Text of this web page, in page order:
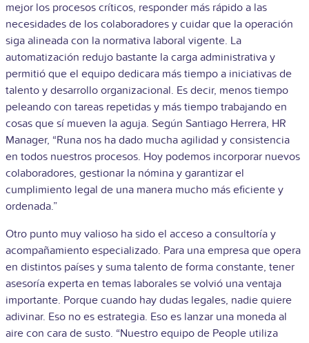
mejor los procesos críticos, responder más rápido a las
necesidades de los colaboradores y cuidar que la operación
siga alineada con la normativa laboral vigente. La
automatización redujo bastante la carga administrativa y
permitió que el equipo dedicara más tiempo a iniciativas de
talento y desarrollo organizacional. Es decir, menos tiempo
peleando con tareas repetidas y más tiempo trabajando en
cosas que sí mueven la aguja. Según Santiago Herrera, HR
Manager, “Runa nos ha dado mucha agilidad y consistencia
en todos nuestros procesos. Hoy podemos incorporar nuevos
colaboradores, gestionar la nómina y garantizar el
cumplimiento legal de una manera mucho más eficiente y
ordenada.”
Otro punto muy valioso ha sido el acceso a consultoría y
acompañamiento especializado. Para una empresa que opera
en distintos países y suma talento de forma constante, tener
asesoría experta en temas laborales se volvió una ventaja
importante. Porque cuando hay dudas legales, nadie quiere
adivinar. Eso no es estrategia. Eso es lanzar una moneda al
aire con cara de susto. “Nuestro equipo de People utiliza